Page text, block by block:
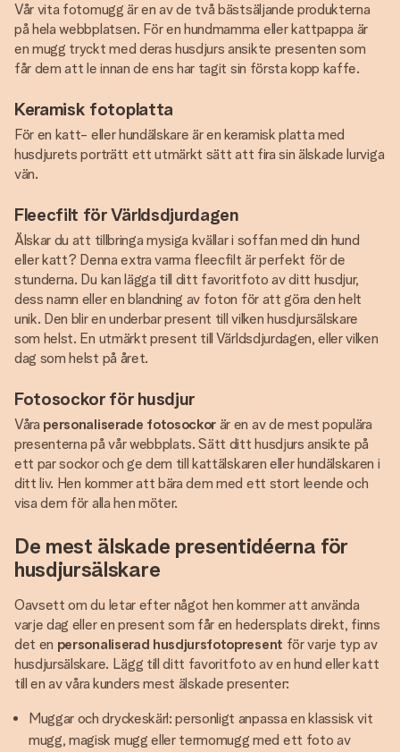
Vår vita fotomugg är en av de två bästsäljande produkterna
på hela webbplatsen. För en hundmamma eller kattpappa är
en mugg tryckt med deras husdjurs ansikte presenten som
får dem att le innan de ens har tagit sin första kopp kaffe.
Keramisk fotoplatta
För en katt- eller hundälskare är en keramisk platta med
husdjurets porträtt ett utmärkt sätt att fira sin älskade lurviga
vän.
Fleecfilt för Världsdjurdagen
Älskar du att tillbringa mysiga kvällar i soffan med din hund
eller katt? Denna extra varma fleecfilt är perfekt för de
stunderna. Du kan lägga till ditt favoritfoto av ditt husdjur,
dess namn eller en blandning av foton för att göra den helt
unik. Den blir en underbar present till vilken husdjursälskare
som helst. En utmärkt present till Världsdjurdagen, eller vilken
dag som helst på året.
Fotosockor för husdjur
Våra personaliserade fotosockor är en av de mest populära
presenterna på vår webbplats. Sätt ditt husdjurs ansikte på
ett par sockor och ge dem till kattälskaren eller hundälskaren i
ditt liv. Hen kommer att bära dem med ett stort leende och
visa dem för alla hen möter.
De mest älskade presentidéerna för
husdjursälskare
Oavsett om du letar efter något hen kommer att använda
varje dag eller en present som får en hedersplats direkt, finns
det en personaliserad husdjursfotopresent för varje typ av
husdjursälskare. Lägg till ditt favoritfoto av en hund eller katt
till en av våra kunders mest älskade presenter:
Muggar och dryckeskärl: personligt anpassa en klassisk vit
mugg, magisk mugg eller termomugg med ett foto av